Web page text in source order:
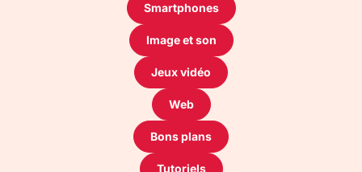
Smartphones
Image et son
Jeux vidéo
Web
Bons plans
Tutoriels